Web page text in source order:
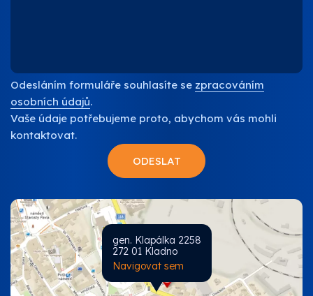
Odesláním formuláře souhlasíte se zpracováním
osobních údajů.
Vaše údaje potřebujeme proto, abychom vás mohli
kontaktovat.
gen. Klapálka 2258
272 01 Kladno
Navigovat sem